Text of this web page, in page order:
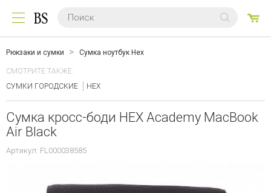
Рюкзаки и сумки Сумка ноутбук Hex
СМОТРИТЕ ТАКЖЕ:
СУМКИ ГОРОДСКИЕ
HEX
Сумка кросс-боди HEX Academy MacBook
Air Black
Артикул: FL000038585